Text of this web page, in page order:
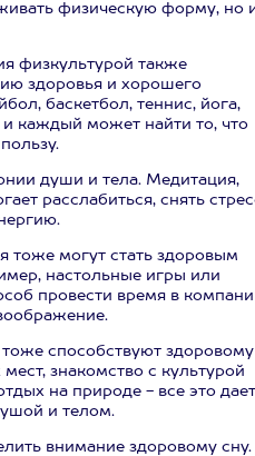
физическую форму, но
физкультурой также
здоровья и хорошего
баскетбол, теннис, йога,
каждый может найти то, что
души и тела. Медитация,
расслабиться, снять
тоже могут стать здоровым
настольные игры или
провести время в
способствуют здоровому
знакомство с культурой
на природе - все это дает
и телом.
внимание здоровому сну.